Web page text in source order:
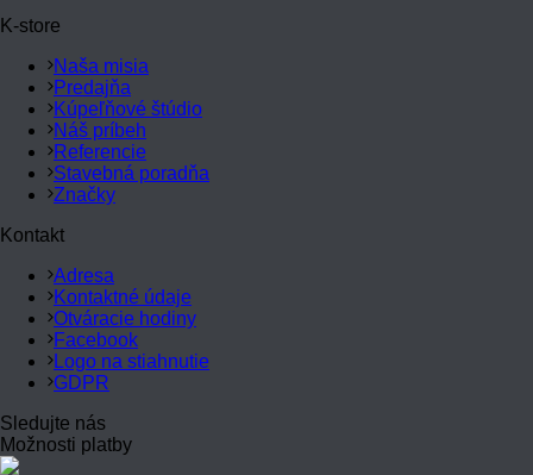
K-store
Naša misia
Predajňa
Kúpeľňové štúdio
Náš príbeh
Referencie
Stavebná poradňa
Značky
Kontakt
Adresa
Kontaktné údaje
Otváracie hodiny
Facebook
Logo na stiahnutie
GDPR
Sledujte nás
Možnosti platby